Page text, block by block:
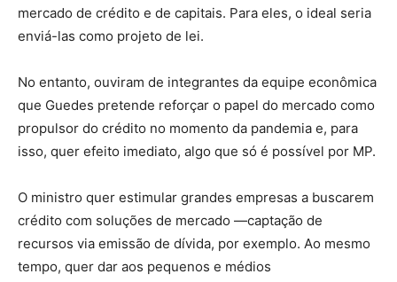
mercado de crédito e de capitais. Para eles, o ideal seria
enviá-las como projeto de lei.
No entanto, ouviram de integrantes da equipe econômica
que Guedes pretende reforçar o papel do mercado como
propulsor do crédito no momento da pandemia e, para
isso, quer efeito imediato, algo que só é possível por MP.
O ministro quer estimular grandes empresas a buscarem
crédito com soluções de mercado —captação de
recursos via emissão de dívida, por exemplo. Ao mesmo
tempo, quer dar aos pequenos e médios